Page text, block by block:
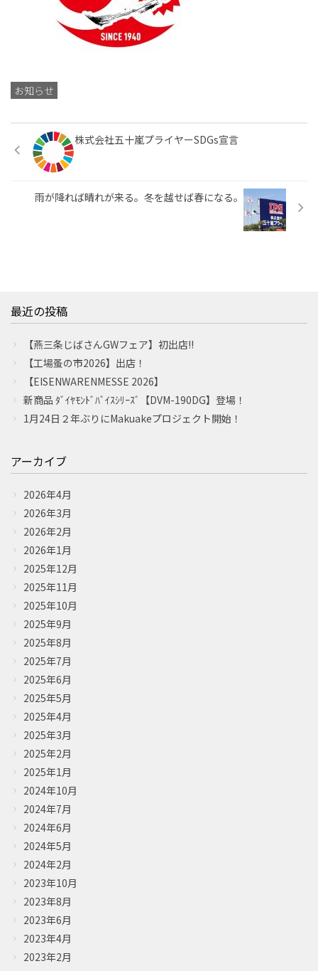
お知らせ
株式会社五十嵐プライヤーSDGs宣言
雨が降れば晴れが来る。冬を越せば春になる。
最近の投稿
【燕三条じばさんGWフェア】初出店!!
【工場蚤の市2026】出店！
【EISENWARENMESSE 2026】
新商品 ﾀﾞｲﾔﾓﾝﾄﾞﾊﾞｲｽｼﾘｰｽﾞ【DVM-190DG】登場！
1月24日２年ぶりにMakuakeプロジェクト開始！
アーカイブ
2026年4月
2026年3月
2026年2月
2026年1月
2025年12月
2025年11月
2025年10月
2025年9月
2025年8月
2025年7月
2025年6月
2025年5月
2025年4月
2025年3月
2025年2月
2025年1月
2024年10月
2024年7月
2024年6月
2024年5月
2024年2月
2023年10月
2023年8月
2023年6月
2023年4月
2023年2月